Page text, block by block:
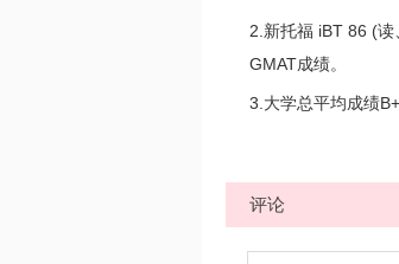
2.新托福 iBT 86 (
GMAT成绩。
3.大学总平均成绩
评论